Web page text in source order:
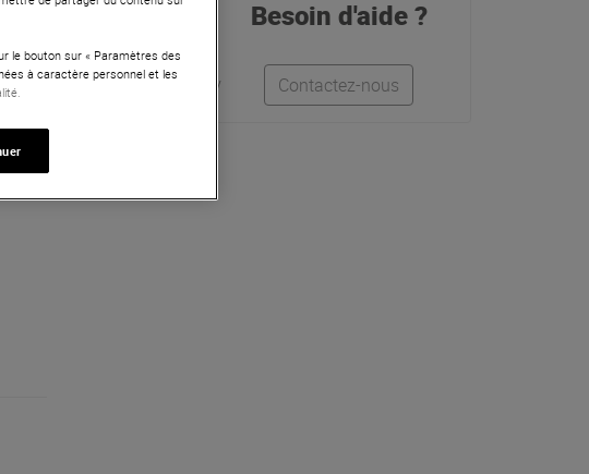
Léo Anthony
Besoin d'aide ?
Contactez-nous
le bouton sur « Paramètres des
à caractère personnel et les